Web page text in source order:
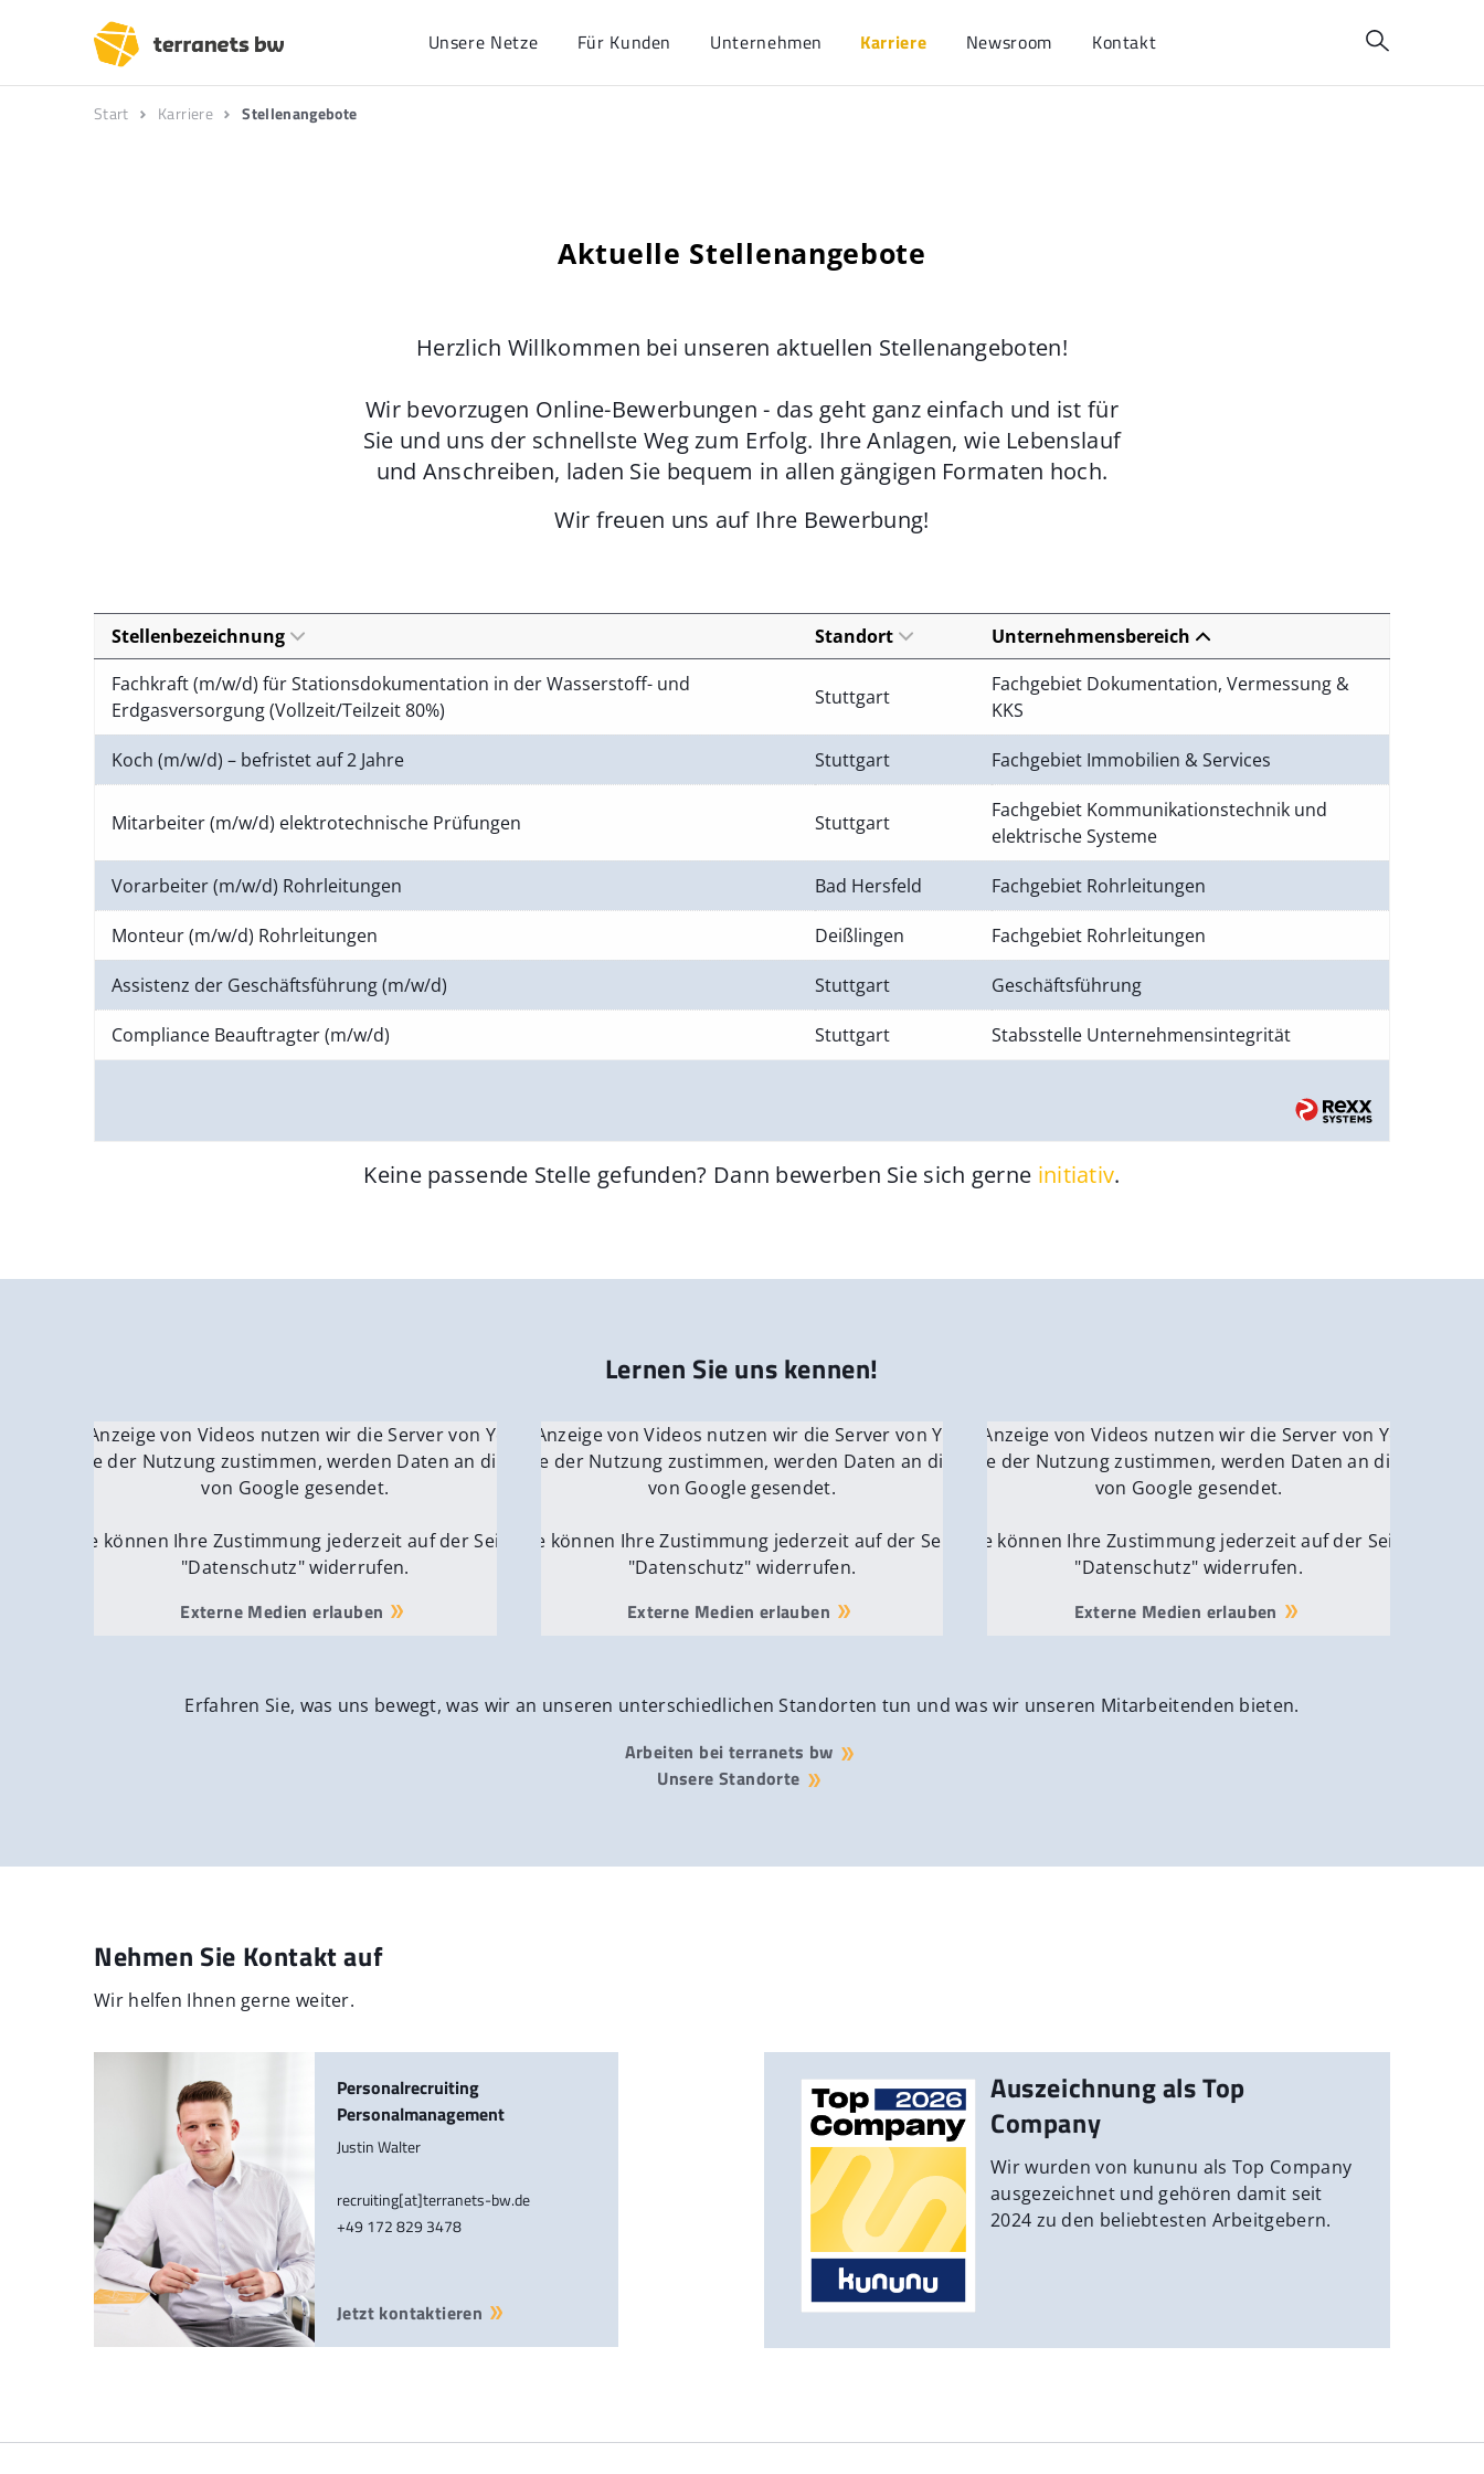
Unsere Netze Für Kunden Unternehmen Karriere Newsroom Kontakt
Start Karriere Stellenangebote
Aktuelle Stellenangebote
Herzlich Willkommen bei unseren aktuellen Stellenangeboten!
Wir bevorzugen Online-Bewerbungen - das geht ganz einfach und ist für
Sie und uns der schnellste Weg zum Erfolg. Ihre Anlagen, wie Lebenslauf
und Anschreiben, laden Sie bequem in allen gängigen Formaten hoch.
Wir freuen uns auf Ihre Bewerbung!
Stellenbezeichnung Standort
Unternehmensbereich
Fachkraft (m/w/d) für Stationsdokumentation in der Wasserstoff- und
Erdgasversorgung (Vollzeit/Teilzeit 80%)
Stuttgart
Fachgebiet Dokumentation, Vermessung &
KKS
Koch (m/w/d) – befristet auf 2 Jahre Stuttgart Fachgebiet Immobilien & Services
Mitarbeiter (m/w/d) elektrotechnische Prüfungen Stuttgart
Fachgebiet Kommunikationstechnik und
elektrische Systeme
Vorarbeiter (m/w/d) Rohrleitungen Bad Hersfeld Fachgebiet Rohrleitungen
Monteur (m/w/d) Rohrleitungen Deißlingen Fachgebiet Rohrleitungen
Assistenz der Geschäftsführung (m/w/d) Stuttgart Geschäftsführung
Compliance Beauftragter (m/w/d) Stuttgart Stabsstelle Unternehmensintegrität
Keine passende Stelle gefunden? Dann bewerben Sie sich gerne initiativ.
Lernen Sie uns kennen!
Für die Anzeige von Videos nutzen wir die Server von YouTube.
Wenn Sie der Nutzung zustimmen, werden Daten an die Server
von Google gesendet.
Sie können Ihre Zustimmung jederzeit auf der Seite
"Datenschutz" widerrufen.
Externe Medien erlauben
Für die Anzeige von Videos nutzen wir die Server von YouTube.
Wenn Sie der Nutzung zustimmen, werden Daten an die Server
von Google gesendet.
Sie können Ihre Zustimmung jederzeit auf der Seite
"Datenschutz" widerrufen.
Externe Medien erlauben
Für die Anzeige von Videos nutzen wir die Server von YouTube.
Wenn Sie der Nutzung zustimmen, werden Daten an die Server
von Google gesendet.
Sie können Ihre Zustimmung jederzeit auf der Seite
"Datenschutz" widerrufen.
Externe Medien erlauben
Erfahren Sie, was uns bewegt, was wir an unseren unterschiedlichen Standorten tun und was wir unseren Mitarbeitenden bieten.
Arbeiten bei terranets bw
Unsere Standorte
Nehmen Sie Kontakt auf
Wir helfen Ihnen gerne weiter.
Personalrecruiting
Personalmanagement
Justin Walter
recruiting[at]terranets-bw.de
+49 172 829 3478
Jetzt kontaktieren
Auszeichnung als Top
Company
Wir wurden von kununu als Top Company
ausgezeichnet und gehören damit seit
2024 zu den beliebtesten Arbeitgebern.